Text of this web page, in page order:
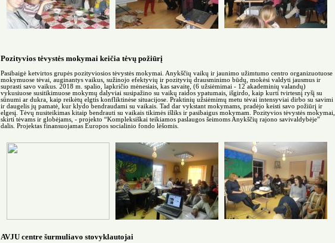
Pozityvios tėvystės mokymai keičia tėvų požiūrį
Pasibaigė ketvirtos grupės pozityviosios tėvystės mokymai. Anykščių vaikų ir jaunimo užimtumo centro organizuotuose
mokymuose tėvai, auginantys vaikus, sužinojo efektyvių ir pozityvių drausminimo būdų, mokėsi valdyti jausmus ir
suprasti savo vaikus. 2018 m. spalio, lapkričio mėnesiais, kas savaitę, (6 užsiėmimai - 12 akademinių valandų)
vykusiuose susitikimuose mokymų dalyviai susipažino su vaikų raidos ypatumais, išgirdo, kaip kurti tvirtesnį ryšį su
sūnumi ar dukra, kaip reikėtų elgtis konfliktinėse situacijose. Praktinių užsiėmimų metu tėvai intensyviai dirbo su savimi
ir daugelis jų pamatė, kur klydo bendraudami su vaikais. Tad dar vykstant mokymams, pradėjo keisti savo požiūrį ir
elgesį. Tėvų nusiteikimas kitaip bendrauti su vaikais tikimės išliks ir pasibaigus mokymam. Pozityvios tėvystės mokymai,
skirti tėvams ir globėjams, - projekto “Kompleksiškai teikiamos paslaugos šeimoms Anykščių rajono savivaldybėje”
dalis. Projektas finansuojamas Europos socialinio fondo lėšomis.
AVJU centre šurmuliavo stovyklautojai